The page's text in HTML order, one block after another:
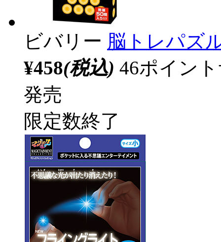
ビバリー 脳トレパズ
¥458(税込) 46ポイン
発売
限定数終了